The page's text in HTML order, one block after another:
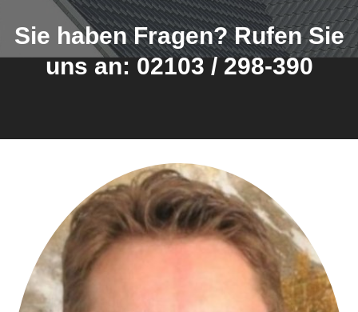
Sie haben Fragen? Rufen Sie
uns an: 02103 / 298-390